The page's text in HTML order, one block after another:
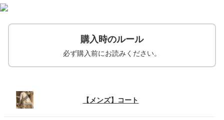
購入時のルール
必ず購入前にお読みください。
【メンズ】コート